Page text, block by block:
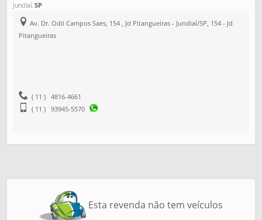
Jundiaí,SP
Av. Dr. Odil Campos Saes, 154 , Jd Pitangueiras - Jundiaí/SP, 154 - Jd
Pitangueiras
( 11 ) 4816-4661
( 11 ) 93945-5570
Esta revenda não tem veículos